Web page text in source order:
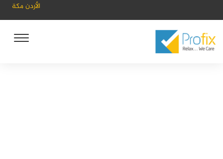
الأردنمكة